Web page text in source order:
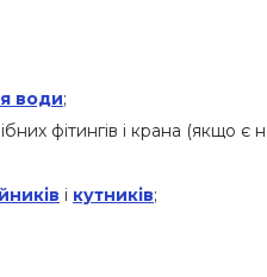
води;
фітингів і крана (якщо є
і кутників;